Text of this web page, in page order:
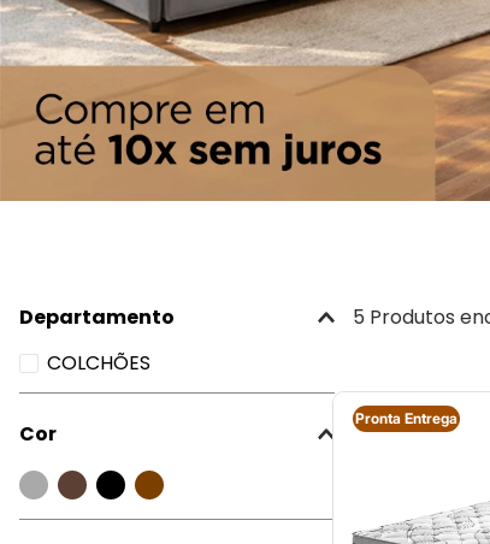
Departamento
COLCHÕES
Cor
5 Produtos
Pronta Entrega